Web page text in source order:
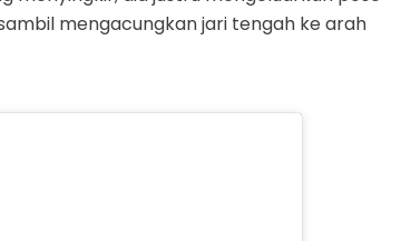
mengacungkan jari tengah ke arah